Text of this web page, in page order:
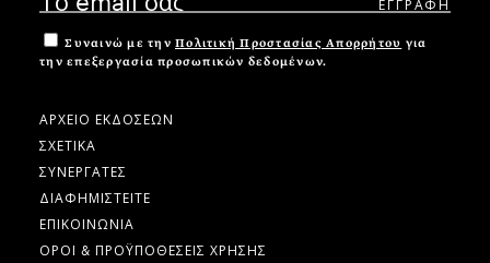
Συναινώ με την Πολιτική Προστασίας Απορρήτου για
την επεξεργασία προσωπικών δεδομένων.
ΑΡΧΕΙΟ ΕΚΔΟΣΕΩΝ
ΣΧΕΤΙΚΑ
ΣΥΝΕΡΓΑΤΕΣ
ΔΙΑΦΗΜΙΣΤΕΙΤΕ
ΕΠΙΚΟΙΝΩΝΙΑ
ΟΡΟΙ & ΠΡΟΫΠΟΘΕΣΕΙΣ ΧΡΗΣΗΣ